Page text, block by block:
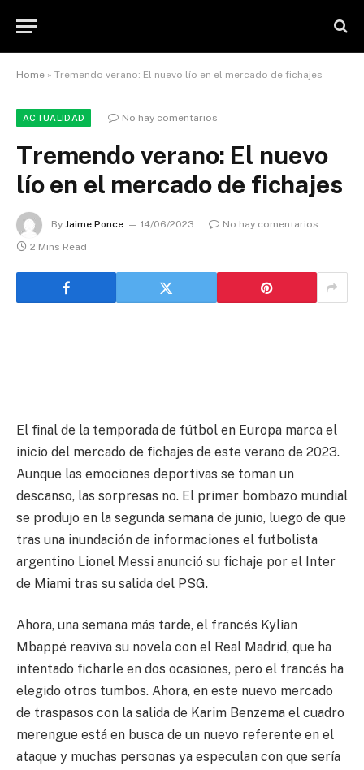
Home » Tremendo verano: El nuevo lío en el mercado de fichajes
ACTUALIDAD No hay comentarios
Tremendo verano: El nuevo
lío en el mercado de fichajes
By Jaime Ponce 14/06/2023
No hay comentarios
2 Mins Read
El final de la temporada de fútbol en Europa marca el
inicio del mercado de fichajes de este verano de 2023.
Aunque las emociones deportivas se toman un
descanso, las sorpresas no. El primer bombazo mundial
se produjo en la segunda semana de junio, luego de que
tras una inundación de informaciones el futbolista
argentino Lionel Messi anunció su fichaje por el Inter
de Miami tras su salida del PSG.
Ahora, una semana más tarde, el francés Kylian
Mbappé reaviva su novela con el Real Madrid, que ha
intentado ficharle en dos ocasiones, pero el francés ha
elegido otros tumbos. Ahora, en este nuevo mercado
de traspasos con la salida de Karim Benzema el cuadro
merengue está en busca de un nuevo referente en el
ataque y muchas personas ya especulan con que sería